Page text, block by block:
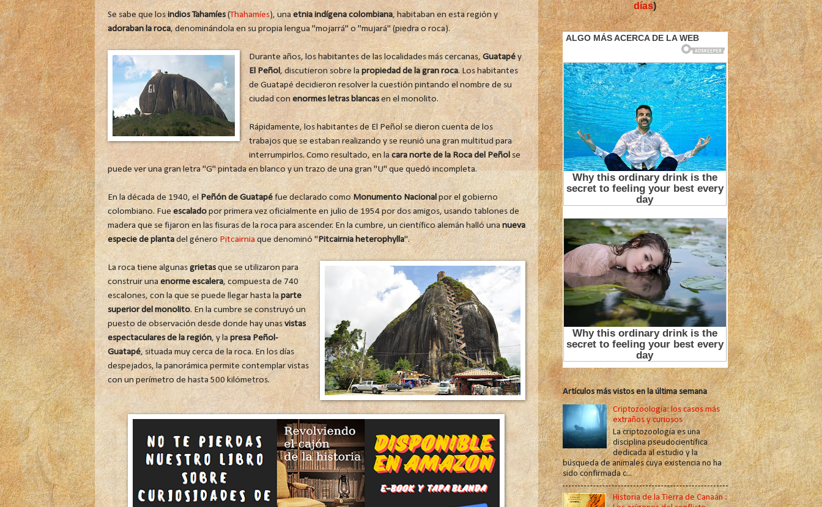
Se sabe que losindios Tahamíes(Thahamíes), unaetnia indígena colombiana, habitaban en esta región y
adoraban la roca, denominándola en su propia lengua "mojarrá" o "mujará" (piedra o roca).
Durante años, los habitantes de las localidades más cercanas,Guatapéy
El Peñol, discutieron sobre la propiedad de la gran roca. Los habitantes
de Guatapé decidieron resolver la cuestión pintando el nombre de su
ciudad con enormes letras blancasen el monolito.
Rápidamente, los habitantes de El Peñol se dieron cuenta de los
trabajos que se estaban realizando y se reunió una gran multitud para
interrumpirlos. Como resultado, en la cara norte de la Roca del Peñolse
puede ver una gran letra "G" pintada en blanco y un trazo de una gran "U" que quedó incompleta.
En la década de 1940, elPeñón de Guatapéfue declarado comoMonumento Nacional por el gobierno
colombiano. Fue escaladopor primera vez oficialmente en julio de 1954 por dos amigos, usando tablones de
madera que se fijaron en las fisuras de la roca para ascender. En la cumbre, un científico alemán halló una nueva
especie de plantadel géneroPitcairniaque denominó "Pitcairnia heterophylla".
La roca tiene algunasgrietasque se utilizaron para
construir unaenorme escalera, compuesta de 740
escalones, con la que se puede llegar hasta laparte
superior del monolito. En la cumbre se construyó un
puesto de observación desde donde hay unasvistas
espectaculares de la región, y la presa Peñol-
Guatapé, situada muy cerca de la roca. En los días
despejados, la panorámica permite contemplar vistas
con un perímetro de hasta 500 kilómetros.
días)
Artículos más vistos en la última semana
Criptozoología: los casos más
extraños y curiosos
La criptozoología es una
disciplina pseudocientífica
dedicada al estudio y la
búsqueda de animales cuya existencia no ha
sido confirmada c...
Historia de la Tierra de Canaán :